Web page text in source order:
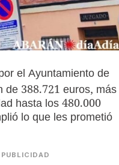
el Ayuntamiento de
de 388.721 euros, más
hasta los 480.000
lo que les prometió
PUBLICIDAD